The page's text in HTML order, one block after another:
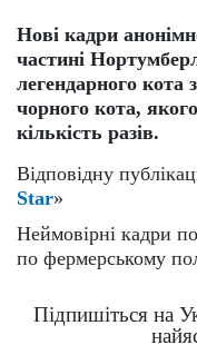
Нові кадри
частині
легендарного кота
чорного кота,
кількість разів.
Відповідну
Star»
Неймовірні кадри
по фермерському
Підпишіться на